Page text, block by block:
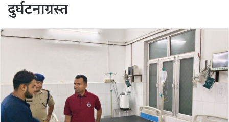
दुर्घटनाग्रस्त